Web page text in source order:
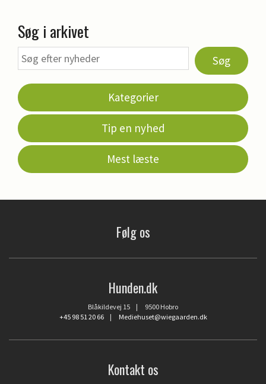
Søg i arkivet
Søg
Kategorier
Tip en nyhed
Mest læste
Følg os
Hunden.dk
Blåkildevej 15 | 9500 Hobro
+45 98 51 20 66| Mediehuset@wiegaarden.dk
Kontakt os